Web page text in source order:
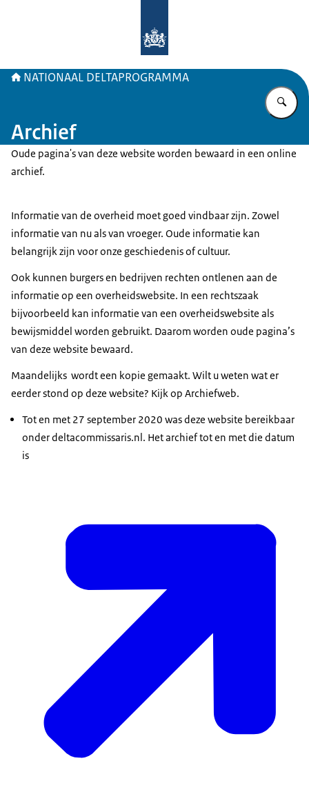
NATIONAAL DELTAPROGRAMMA
Archief
Oude pagina's van deze website worden bewaard in een online
archief.
Informatie van de overheid moet goed vindbaar zijn. Zowel
informatie van nu als van vroeger. Oude informatie kan
belangrijk zijn voor onze geschiedenis of cultuur.
Ook kunnen burgers en bedrijven rechten ontlenen aan de
informatie op een overheidswebsite. In een rechtszaak
bijvoorbeeld kan informatie van een overheidswebsite als
bewijsmiddel worden gebruikt. Daarom worden oude pagina’s
van deze website bewaard.
Maandelijks wordt een kopie gemaakt. Wilt u weten wat er
eerder stond op deze website? Kijk op Archiefweb.
Tot en met 27 september 2020 was deze website bereikbaar
onder deltacommissaris.nl. Het archief tot en met die datum
is